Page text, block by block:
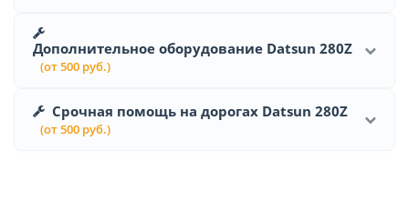
Дополнительное оборудование Datsun 280Z
(от 500 руб.)
Срочная помощь на дорогах Datsun 280Z
(от 500 руб.)